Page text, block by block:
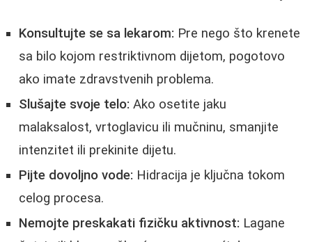
Konsultujte se sa lekarom: Pre nego što krenete
sa bilo kojom restriktivnom dijetom, pogotovo
ako imate zdravstvenih problema.
Slušajte svoje telo: Ako osetite jaku
malaksalost, vrtoglavicu ili mučninu, smanjite
intenzitet ili prekinite dijetu.
Pijte dovoljno vode: Hidracija je ključna tokom
celog procesa.
Nemojte preskakati fizičku aktivnost: Lagane